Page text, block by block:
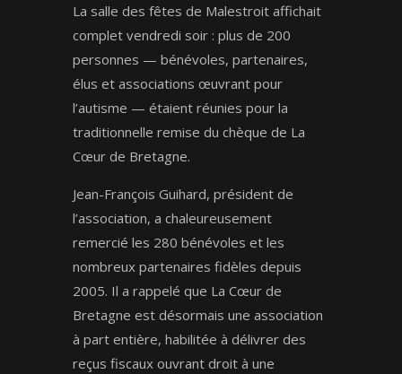
La salle des fêtes de Malestroit affichait
complet vendredi soir : plus de 200
personnes — bénévoles, partenaires,
élus et associations œuvrant pour
l’autisme — étaient réunies pour la
traditionnelle remise du chèque de La
Cœur de Bretagne.
Jean-François Guihard, président de
l’association, a chaleureusement
remercié les 280 bénévoles et les
nombreux partenaires fidèles depuis
2005. Il a rappelé que La Cœur de
Bretagne est désormais une association
à part entière, habilitée à délivrer des
reçus fiscaux ouvrant droit à une